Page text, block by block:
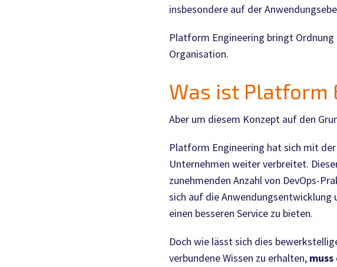
insbesondere auf der
Platform Engineering bringt
Organisation.
Was ist Platform
Aber um diesem Konzept auf den
Platform Engineering hat sich mit
Unternehmen weiter verbreitet.
zunehmenden Anzahl von DevOps-
sich auf die Anwendungsentwicklung
einen besseren Service zu bieten.
Doch wie lässt sich dies
verbundene Wissen zu erhalten,